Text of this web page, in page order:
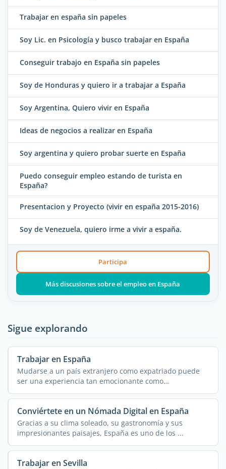
Trabajar en españa sin papeles
Soy Lic. en Psicología y busco trabajar en España
Conseguir trabajo en España sin papeles
Soy de Honduras y quiero ir a trabajar a España
Soy Argentina, Quiero vivir en España
Ideas de negocios a realizar en España
Soy argentina y quiero probar suerte en España
Puedo conseguir empleo estando de turista en
España?
Presentacion y Proyecto (vivir en españa 2015-2016)
Soy de Venezuela, quiero irme a vivir a españa.
Participa
Más discusiones sobre el empleo en España
Sigue explorando
Trabajar en España
Mudarse a un país extranjero como expatriado puede
ser una experiencia tan emocionante como
abrumadora, ...
Conviértete en un Nómada Digital en España
Gracias a su clima soleado, su gastronomía y sus
impresionantes paisajes, España es uno de los ...
Trabajar en Sevilla